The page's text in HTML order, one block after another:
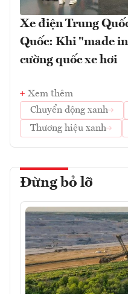
Xe điện Trung
Quốc: Khi "made
cường quốc xe hơi
Xem thêm
Chuyển động xanh
Thương hiệu xanh
Đừng bỏ lỡ